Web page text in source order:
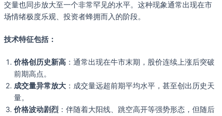
交量也同步放大至一个非常罕见的水平。这种现象通常出现在市
场情绪极度乐观、投资者蜂拥而入的阶段。
技术特征包括：
价格创历史新高 ：通常出现在牛市末期，股价连续上涨后突破
前期高点。
成交量异常放大 ：成交量远超前期平均水平，甚至创出历史天
量。
价格波动剧烈 ：伴随着大阳线、跳空高开等强势形态，但随后